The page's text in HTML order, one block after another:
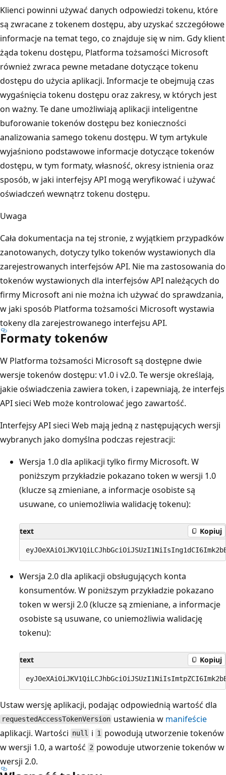
Klienci powinni używać danych odpowiedzi tokenu, które
są zwracane z tokenem dostępu, aby uzyskać szczegółowe
informacje na temat tego, co znajduje się w nim. Gdy klient
żąda tokenu dostępu, Platforma tożsamości Microsoft
również zwraca pewne metadane dotyczące tokenu
dostępu do użycia aplikacji. Informacje te obejmują czas
wygaśnięcia tokenu dostępu oraz zakresy, w których jest
on ważny. Te dane umożliwiają aplikacji inteligentne
buforowanie tokenów dostępu bez konieczności
analizowania samego tokenu dostępu. W tym artykule
wyjaśniono podstawowe informacje dotyczące tokenów
dostępu, w tym formaty, własność, okresy istnienia oraz
sposób, w jaki interfejsy API mogą weryfikować i używać
oświadczeń wewnątrz tokenu dostępu.
Uwaga
Cała dokumentacja na tej stronie, z wyjątkiem przypadków
zanotowanych, dotyczy tylko tokenów wystawionych dla
zarejestrowanych interfejsów API. Nie ma zastosowania do
tokenów wystawionych dla interfejsów API należących do
firmy Microsoft ani nie można ich używać do sprawdzania,
w jaki sposób Platforma tożsamości Microsoft wystawia
tokeny dla zarejestrowanego interfejsu API.
Formaty tokenów
W Platforma tożsamości Microsoft są dostępne dwie
wersje tokenów dostępu: v1.0 i v2.0. Te wersje określają,
jakie oświadczenia zawiera token, i zapewniają, że interfejs
API sieci Web może kontrolować jego zawartość.
Interfejsy API sieci Web mają jedną z następujących wersji
wybranych jako domyślna podczas rejestracji:
Wersja 1.0 dla aplikacji tylko firmy Microsoft. W
poniższym przykładzie pokazano token w wersji 1.0
(klucze są zmieniane, a informacje osobiste są
usuwane, co uniemożliwia walidację tokenu):
text Kopiuj
Wersja 2.0 dla aplikacji obsługujących konta
konsumentów. W poniższym przykładzie pokazano
token w wersji 2.0 (klucze są zmieniane, a informacje
osobiste są usuwane, co uniemożliwia walidację
tokenu):
text Kopiuj
Ustaw wersję aplikacji, podając odpowiednią wartość dla
requestedAccessTokenVersion ustawienia w manifeście
aplikacji. Wartości null i 1powodują utworzenie tokenów
w wersji 1.0, a wartość 2 powoduje utworzenie tokenów w
wersji 2.0.